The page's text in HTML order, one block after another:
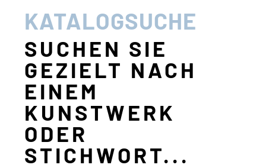
KATALOGSUCHE
SUCHEN SIE
GEZIELT NACH
EINEM
KUNSTWERK
ODER
STICHWORT...